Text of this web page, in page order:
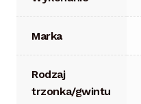
Marka
Rodzaj
trzonka/gwintu